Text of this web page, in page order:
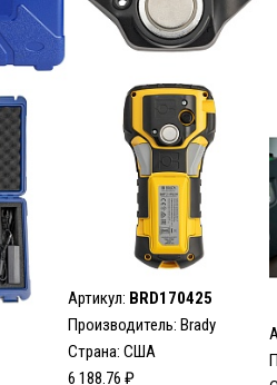
Артикул: BRD170425
Производитель: Brady
Страна: США
6 188.76 ₽